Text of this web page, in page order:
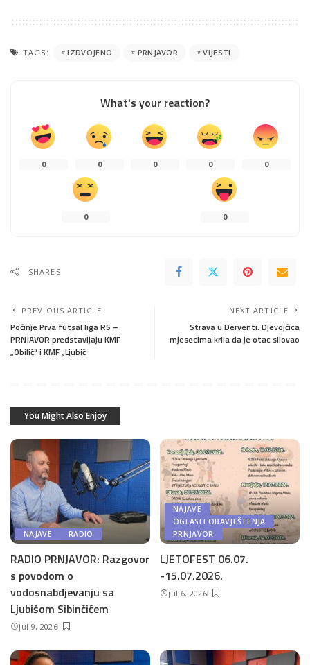
TAGS: IZDVOJENO PRNJAVOR VIJESTI
What's your reaction?
0 0 0 0 0
0 0
SHARES
PREVIOUS ARTICLE
Počinje Prva futsal liga RS –
PRNJAVOR predstavljaju KMF
„Obilić“ i KMF „Ljubić
NEXT ARTICLE
Strava u Derventi: Djevojčica
mjesecima krila da je otac silovao
You Might Also Enjoy
NAJAVE RADIO
RADIO PRNJAVOR: Razgovor
s povodom o
vodosnabdjevanju sa
Ljubišom Sibinčićem
jul 9, 2026
NAJAVE
OGLASI I OBAVJEŠTENJA
PRNJAVOR
LJETOFEST 06.07.
-15.07.2026.
jul 6, 2026